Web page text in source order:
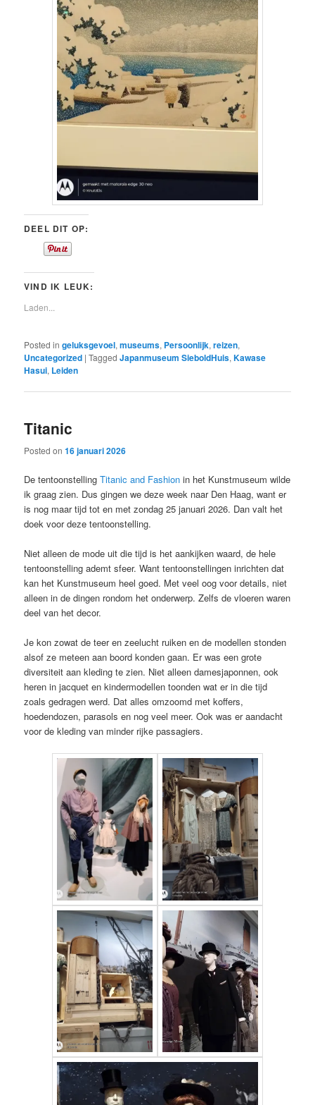
DEEL DIT OP:
VIND IK LEUK:
Laden...
Posted in geluksgevoel,museums, Persoonlijk,reizen,
Uncategorized |Tagged Japanmuseum SieboldHuis,Kawase
Hasui, Leiden
Titanic
Posted on16 januari 2026
De tentoonstellingTitanic and Fashion in het Kunstmuseum wilde
ik graag zien. Dus gingen we deze week naar Den Haag, want er
is nog maar tijd tot en met zondag 25 januari 2026. Dan valt het
doek voor deze tentoonstelling.
Niet alleen de mode uit die tijd is het aankijken waard, de hele
tentoonstelling ademt sfeer. Want tentoonstellingen inrichten dat
kan het Kunstmuseum heel goed. Met veel oog voor details, niet
alleen in de dingen rondom het onderwerp. Zelfs de vloeren waren
deel van het decor.
Je kon zowat de teer en zeelucht ruiken en de modellen stonden
alsof ze meteen aan boord konden gaan. Er was een grote
diversiteit aan kleding te zien. Niet alleen damesjaponnen, ook
heren in jacquet en kindermodellen toonden wat er in die tijd
zoals gedragen werd. Dat alles omzoomd met koffers,
hoedendozen, parasols en nog veel meer. Ook was er aandacht
voor de kleding van minder rijke passagiers.